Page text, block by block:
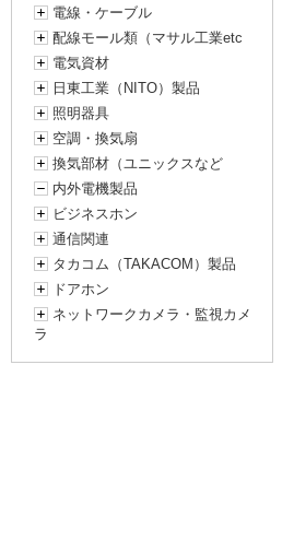
電線・ケーブル
配線モール類（マサル工業etc
電気資材
日東工業（NITO）製品
照明器具
空調・換気扇
換気部材（ユニックスなど
内外電機製品
ビジネスホン
通信関連
タカコム（TAKACOM）製品
ドアホン
ネットワークカメラ・監視カメ
ラ